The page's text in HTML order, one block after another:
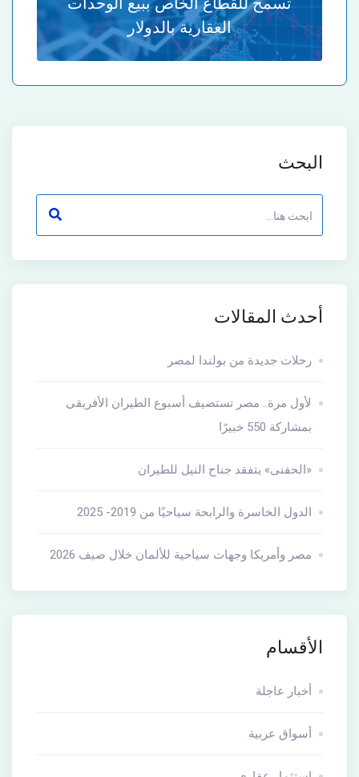
العقارية بالدولار
البحث
أحدث المقالات
رحلات جديدة من بولندا لمصر
لأول مرة.. مصر تستضيف أسبوع الطيران الأفريقى
بمشاركة 550 خبيرًا
«الحفنى» يتفقد جناح النيل للطيران
الدول الخاسرة والرابحة سياحيًا من 2019- 2025
مصر وأمريكا وجهات سياحية للألمان خلال صيف 2026
الأقسام
أخبار عاجلة
أسواق عربية